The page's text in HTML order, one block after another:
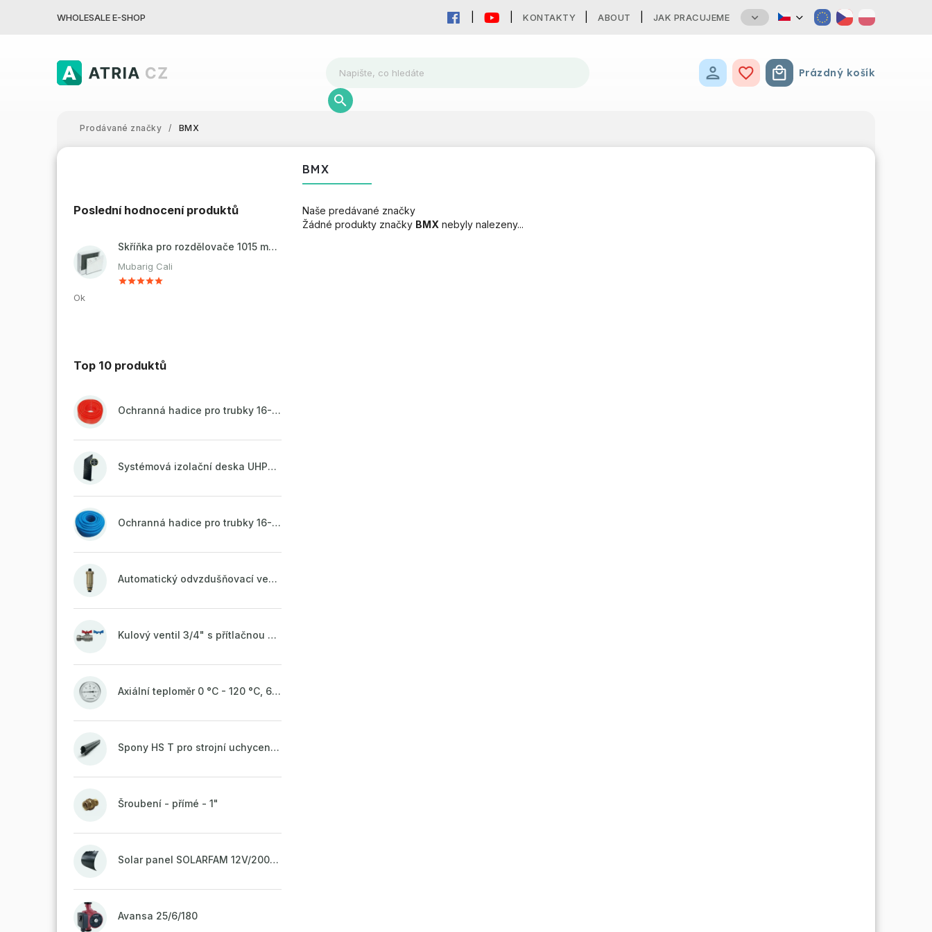
WHOLESALE E-SHOP KONTAKTY ABOUT JAK PRACUJEME
Nákupní košík
Prázdný košík
Prodávané značky / BMX
Poslední hodnocení produktů
Skříňka pro rozdělovače 1015 mm - nadomítková
Mubarig Cali
Ok
Top 10 produktů
Ochranná hadice pro trubky 16-18mm - červená
Systémová izolační deska UHP51 (STIROTERMAL DUO 11)
Ochranná hadice pro trubky 16-18mm - modrá
Automatický odvzdušňovací ventil 1/2" se zpětnou klapkou mosazný
Kulový ventil 3/4" s přítlačnou maticí
Axiální teploměr 0 °C - 120 °C, 63 mm
Spony HS T pro strojní uchycení potrubí, svařené na vrchu do pasu
Šroubení - přímé - 1"
Solar panel SOLARFAM 12V/200W semi-flexible for balcony, fence
Avansa 25/6/180
BMX
Naše predávané značky
Žádné produkty značky BMX nebyly nalezeny...